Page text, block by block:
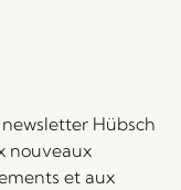
Hübsch
nouveaux
et aux